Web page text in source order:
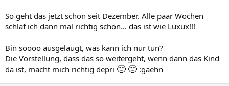
So geht das jetzt schon seit Dezember. Alle paar Wochen
schlaf ich dann mal richtig schön... das ist wie Luxux!!!
Bin soooo ausgelaugt, was kann ich nur tun?
Die Vorstellung, dass das so weitergeht, wenn dann das Kind
da ist, macht mich richtig depri 🙁 🙁 :gaehn